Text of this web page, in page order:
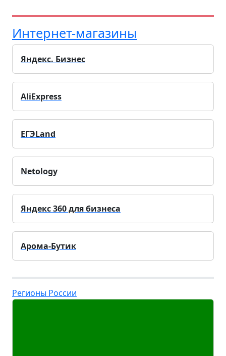
Интернет-магазины
Яндекс. Бизнес
AliExpress
ЕГЭLand
Netology
Яндекс 360 для бизнеса
Арома-Бутик
Регионы России